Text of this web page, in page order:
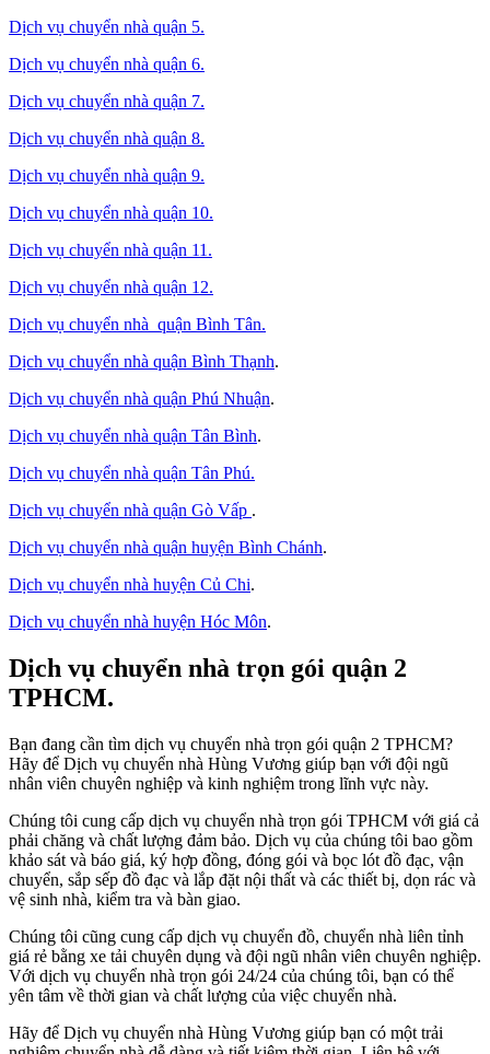
Dịch vụ chuyển nhà quận 5.
Dịch vụ chuyển nhà quận 6.
Dịch vụ chuyển nhà quận 7.
Dịch vụ chuyển nhà quận 8.
Dịch vụ chuyển nhà quận 9.
Dịch vụ chuyển nhà quận 10.
Dịch vụ chuyển nhà quận 11.
Dịch vụ chuyển nhà quận 12.
Dịch vụ chuyển nhà quận Bình Tân.
Dịch vụ chuyển nhà quận Bình Thạnh.
Dịch vụ chuyển nhà quận Phú Nhuận.
Dịch vụ chuyển nhà quận Tân Bình.
Dịch vụ chuyển nhà quận Tân Phú.
Dịch vụ chuyển nhà quận Gò Vấp .
Dịch vụ chuyển nhà quận huyện Bình Chánh.
Dịch vụ chuyển nhà huyện Củ Chi.
Dịch vụ chuyển nhà huyện Hóc Môn.
Dịch vụ chuyển nhà trọn gói quận 2
TPHCM.
Bạn đang cần tìm dịch vụ chuyển nhà trọn gói quận 2 TPHCM?
Hãy để Dịch vụ chuyển nhà Hùng Vương giúp bạn với đội ngũ
nhân viên chuyên nghiệp và kinh nghiệm trong lĩnh vực này.
Chúng tôi cung cấp dịch vụ chuyển nhà trọn gói TPHCM với giá cả
phải chăng và chất lượng đảm bảo. Dịch vụ của chúng tôi bao gồm
khảo sát và báo giá, ký hợp đồng, đóng gói và bọc lót đồ đạc, vận
chuyển, sắp sếp đồ đạc và lắp đặt nội thất và các thiết bị, dọn rác và
vệ sinh nhà, kiểm tra và bàn giao.
Chúng tôi cũng cung cấp dịch vụ chuyển đồ, chuyển nhà liên tỉnh
giá rẻ bằng xe tải chuyên dụng và đội ngũ nhân viên chuyên nghiệp.
Với dịch vụ chuyển nhà trọn gói 24/24 của chúng tôi, bạn có thể
yên tâm về thời gian và chất lượng của việc chuyển nhà.
Hãy để Dịch vụ chuyển nhà Hùng Vương giúp bạn có một trải